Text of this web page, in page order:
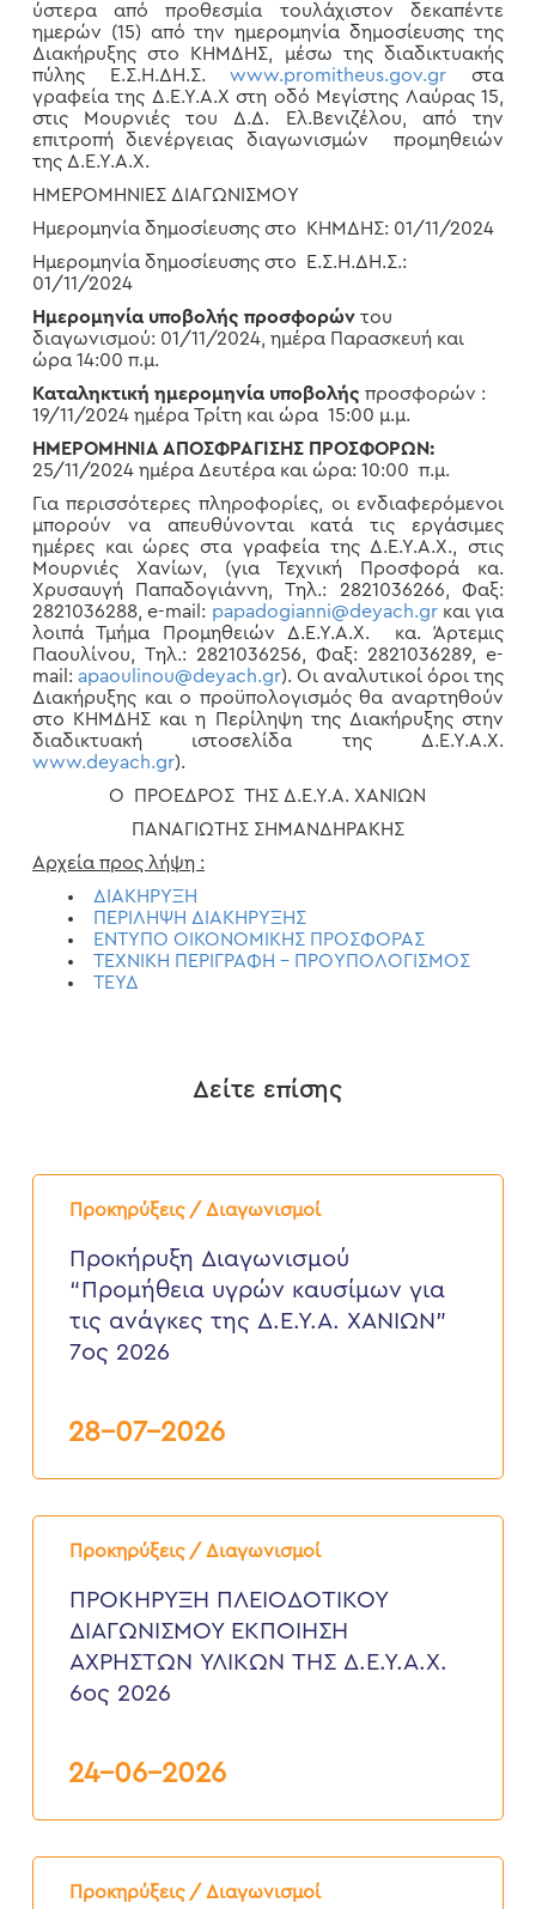
ύστερα από προθεσμία τουλάχιστον δεκαπέντε
ημερών (15) από την ημερομηνία δημοσίευσης της
Διακήρυξης στο ΚΗΜΔΗΣ, μέσω της διαδικτυακής
πύλης Ε.Σ.Η.ΔΗ.Σ.www.promitheus.gov.gr στα
γραφεία της Δ.Ε.Υ.Α.Χ στη οδό Μεγίστης Λαύρας 15,
στις Μουρνιές του Δ.Δ. Ελ.Βενιζέλου, από την
επιτροπή διενέργειας διαγωνισμών προμηθειών
της Δ.Ε.Υ.Α.Χ.
ΗΜΕΡΟΜΗΝΙΕΣ ΔΙΑΓΩΝΙΣΜΟΥ
Ημερομηνία δημοσίευσης στο ΚΗΜΔΗΣ: 01/11/2024
Ημερομηνία δημοσίευσης στο Ε.Σ.Η.ΔΗ.Σ.:
01/11/2024
Ημερομηνία υποβολής προσφορώντου
διαγωνισμού: 01/11/2024, ημέρα Παρασκευή και
ώρα 14:00 π.μ.
Καταληκτική ημερομηνία υποβολής προσφορών :
19/11/2024 ημέρα Τρίτη και ώρα 15:00 μ.μ.
ΗΜΕΡΟΜΗΝΙΑ ΑΠΟΣΦΡΑΓΙΣΗΣ ΠΡΟΣΦΟΡΩΝ:
25/11/2024 ημέρα Δευτέρα και ώρα: 10:00 π.μ.
Για περισσότερες πληροφορίες, οι ενδιαφερόμενοι
μπορούν να απευθύνονται κατά τις εργάσιμες
ημέρες και ώρες στα γραφεία της Δ.Ε.Υ.Α.Χ., στις
Μουρνιές Χανίων, (για Τεχνική Προσφορά κα.
Χρυσαυγή Παπαδογιάννη, Τηλ.: 2821036266, Φαξ:
2821036288, e-mail: papadogianni@deyach.grκαι για
λοιπά Τμήμα Προμηθειών Δ.Ε.Υ.Α.Χ. κα. Άρτεμις
Παουλίνου, Τηλ.: 2821036256, Φαξ: 2821036289, e-
mail: apaoulinou@deyach.gr). Οι αναλυτικοί όροι της
Διακήρυξης και ο προϋπολογισμός θα αναρτηθούν
στο ΚΗΜΔΗΣ και η Περίληψη της Διακήρυξης στην
διαδικτυακή ιστοσελίδα της Δ.Ε.Υ.Α.Χ.
www.deyach.gr).
Ο ΠΡΟΕΔΡΟΣ ΤΗΣ Δ.Ε.Υ.Α. ΧΑΝΙΩΝ
ΠΑΝΑΓΙΩΤΗΣ ΣΗΜΑΝΔΗΡΑΚΗΣ
Αρχεία προς λήψη :
ΔΙΑΚΗΡΥΞΗ
ΠΕΡΙΛΗΨΗ ΔΙΑΚΗΡΥΞΗΣ
ΕΝΤΥΠΟ ΟΙΚΟΝΟΜΙΚΗΣ ΠΡΟΣΦΟΡΑΣ
ΤΕΧΝΙΚΗ ΠΕΡΙΓΡΑΦΗ – ΠΡΟΥΠΟΛΟΓΙΣΜΟΣ
ΤΕΥΔ
Δείτε επίσης
Προκηρύξεις / Διαγωνισμοί
Προκήρυξη
Διαγωνισμού
υγρών
καυσίμων
ανάγκες
2026
Προκήρυξη Διαγωνισμού
“Προμήθεια υγρών καυσίμων για
τις ανάγκες της Δ.Ε.Υ.Α. ΧΑΝΙΩΝ”
7ος 2026
28-07-2026
Προκηρύξεις / Διαγωνισμοί
ΠΡΟΚΗΡΥΞΗ
ΠΛΕΙΟΔΟΤΙΚΟΥ
ΕΚΠΟΙΗΣΗ
ΑΧΡΗΣΤΩΝ
ΥΛΙΚΩΝ
Δ.Ε.Υ.Α.Χ.
ΠΡΟΚΗΡΥΞΗ ΠΛΕΙΟΔΟΤΙΚΟΥ
ΔΙΑΓΩΝΙΣΜΟΥ ΕΚΠΟΙΗΣΗ
ΑΧΡΗΣΤΩΝ ΥΛΙΚΩΝ ΤΗΣ Δ.Ε.Υ.Α.Χ.
6ος 2026
24-06-2026
Προκηρύξεις / Διαγωνισμοί
Προκήρυξη
Διαγωνισμού